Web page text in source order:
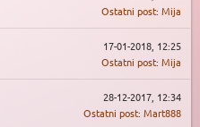
Ostatni post: Mija
17-01-2018, 12:25
Ostatni post: Mija
28-12-2017, 12:34
Ostatni post: Mart888